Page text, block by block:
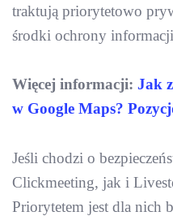
traktują priorytetowo
środki ochrony
Więcej informacji: Jak
w Google Maps?
Jeśli chodzi o
Clickmeeting, jak i
Priorytetem jest dla nich